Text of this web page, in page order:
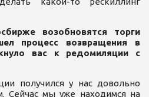
возобновятся торги
процесс возвращения в
вас к редомиляции с
получился у нас довольно
Сейчас мы уже находимся на